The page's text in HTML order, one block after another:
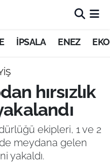
İPSALA ENEZ
hırsızlık
ekipleri, 1 ve 2
meydana gelen
yakaldı.